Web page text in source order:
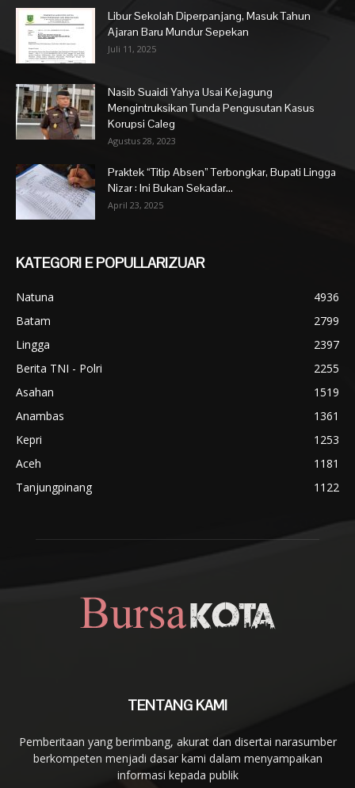
Libur Sekolah Diperpanjang, Masuk Tahun
Ajaran Baru Mundur Sepekan
Juli 11, 2025
Nasib Suaidi Yahya Usai Kejagung
Mengintruksikan Tunda Pengusutan Kasus
Korupsi Caleg
Agustus 28, 2023
Praktek “Titip Absen” Terbongkar, Bupati Lingga
Nizar : Ini Bukan Sekadar...
April 23, 2025
KATEGORI E POPULLARIZUAR
Natuna
4936
Batam
2799
Lingga
2397
Berita TNI - Polri
2255
Asahan
1519
Anambas
1361
Kepri
1253
Aceh
1181
Tanjungpinang
1122
TENTANG KAMI
Pemberitaan yang berimbang, akurat dan disertai narasumber
berkompeten menjadi dasar kami dalam menyampaikan
informasi kepada publik